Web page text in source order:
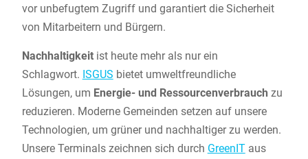
vor unbefugtem Zugriff und garantiert die Sicherheit
von Mitarbeitern und Bürgern.
Nachhaltigkeit ist heute mehr als nur ein
Schlagwort. ISGUS bietet umweltfreundliche
Lösungen, um Energie- und Ressourcenverbrauch zu
reduzieren. Moderne Gemeinden setzen auf unsere
Technologien, um grüner und nachhaltiger zu werden.
Unsere Terminals zeichnen sich durch GreenITaus